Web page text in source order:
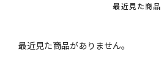
最近見た商品
最近見た商品がありません。